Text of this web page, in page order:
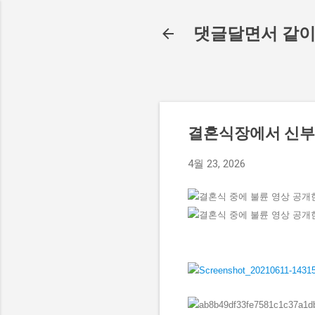
댓글달면서 같
결혼식장에서 신
4월 23, 2026